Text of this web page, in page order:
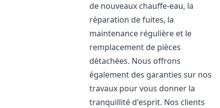
de nouveaux chauffe-eau, la
réparation de fuites, la
maintenance régulière et le
remplacement de pièces
détachées. Nous offrons
également des garanties sur nos
travaux pour vous donner la
tranquillité d'esprit. Nos clients